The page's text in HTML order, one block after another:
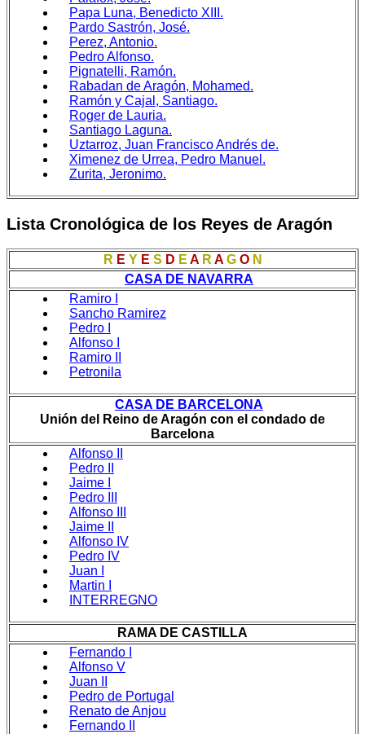
Papa Luna, Benedicto XIII.
Pardo Sastrón, José.
Perez, Antonio.
Pedro Alfonso.
Pignatelli, Ramón.
Rabadan de Aragón, Mohamed.
Ramón y Cajal, Santiago.
Roger de Lauria.
Santiago Laguna.
Uztarroz, Juan Francisco Andrés de.
Ximenez de Urrea, Pedro Manuel.
Zurita, Jeronimo.
Lista Cronológica de los Reyes de Aragón
R E Y E S D E A R A G O N
CASA DE NAVARRA
Ramiro I
Sancho Ramirez
Pedro I
Alfonso I
Ramiro II
Petronila
CASA DE BARCELONA
Unión del Reino de Aragón con el condado de
Barcelona
Alfonso II
Pedro II
Jaime I
Pedro III
Alfonso III
Jaime II
Alfonso IV
Pedro IV
Juan I
Martin I
INTERREGNO
RAMA DE CASTILLA
Fernando I
Alfonso V
Juan II
Pedro de Portugal
Renato de Anjou
Fernando II